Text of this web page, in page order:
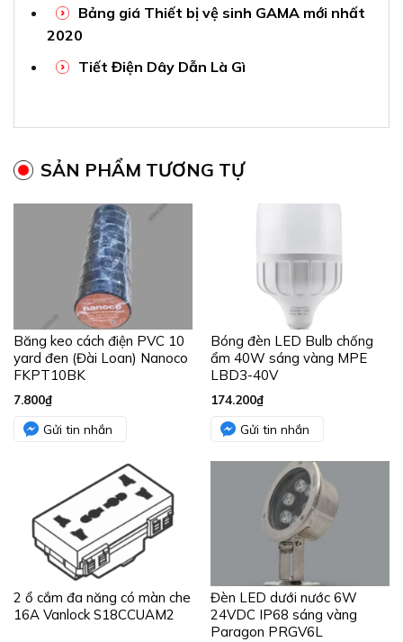
Bảng giá Thiết bị vệ sinh GAMA mới nhất
2020
Tiết Điện Dây Dẫn Là Gì
SẢN PHẨM TƯƠNG TỰ
Băng keo cách điện PVC 10
yard đen (Đài Loan) Nanoco
FKPT10BK
7.800₫
Gửi tin nhắn
Bóng đèn LED Bulb chống
ẩm 40W sáng vàng MPE
LBD3-40V
174.200₫
Gửi tin nhắn
2 ổ cắm đa năng có màn che
16A Vanlock S18CCUAM2
Đèn LED dưới nước 6W
24VDC IP68 sáng vàng
Paragon PRGV6L